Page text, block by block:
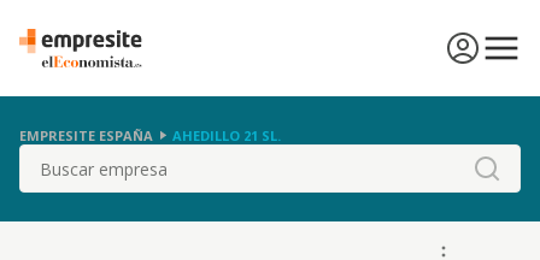
EMPRESITE ESPAÑA AHEDILLO 21 SL.
Buscar